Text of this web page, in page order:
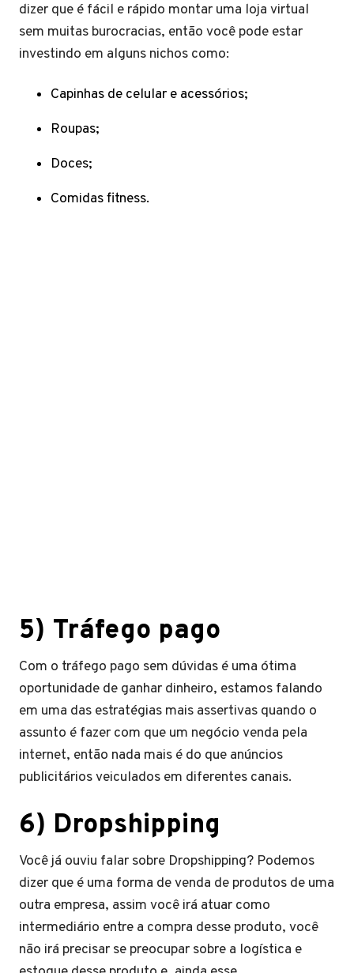
dizer que é fácil e rápido montar uma loja virtual
sem muitas burocracias, então você pode estar
investindo em alguns nichos como:
Capinhas de celular e acessórios;
Roupas;
Doces;
Comidas fitness.
5) Tráfego pago
Com o tráfego pago sem dúvidas é uma ótima
oportunidade de ganhar dinheiro, estamos falando
em uma das estratégias mais assertivas quando o
assunto é fazer com que um negócio venda pela
internet, então nada mais é do que anúncios
publicitários veiculados em diferentes canais.
6) Dropshipping
Você já ouviu falar sobre Dropshipping? Podemos
dizer que é uma forma de venda de produtos de uma
outra empresa, assim você irá atuar como
intermediário entre a compra desse produto, você
não irá precisar se preocupar sobre a logística e